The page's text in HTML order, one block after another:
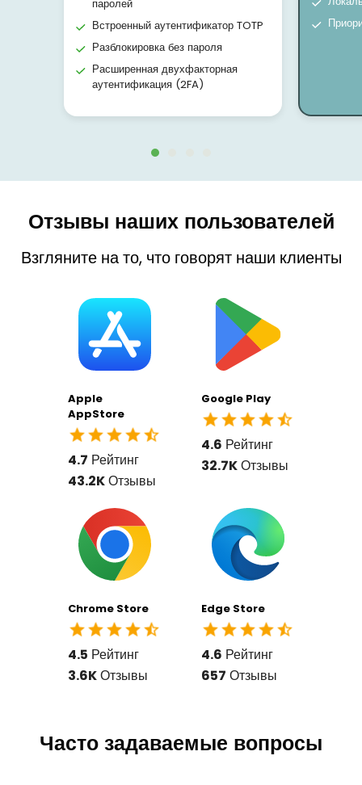
паролей
Встроенный аутентификатор TOTP
Разблокировка без пароля
Расширенная двухфакторная
аутентификация (2FA)
Отзывы наших пользователей
Взгляните на то, что говорят наши клиенты
Apple
AppStore
4.7 Рейтинг
43.2KОтзывы
Google Play
4.6 Рейтинг
32.7KОтзывы
Chrome Store
4.5 Рейтинг
3.6KОтзывы
Edge Store
4.6 Рейтинг
657 Отзывы
Часто задаваемые вопросы